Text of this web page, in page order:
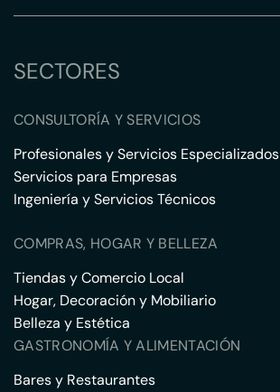
SECTORES
CONSULTORÍA Y SERVICIOS
Profesionales y Servicios Especializados
Servicios para Empresas
Ingeniería y Servicios Técnicos
COMPRAS, HOGAR Y BELLEZA
Tiendas y Comercio Local
Hogar, Decoración y Mobiliario
Belleza y Estética
GASTRONOMÍA Y ALIMENTACIÓN
Bares y Restaurantes